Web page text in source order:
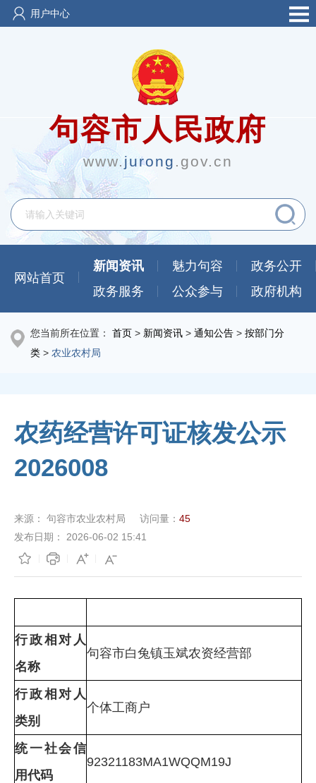
用户中心
句容市人民政府
www.jurong .gov.cn
网站首页
新闻资讯 魅力句容
政务公开
政务服务
公众参与 政府机构
您当前所在位置： 首页 > 新闻资讯 > 通知公告 > 按部门分
类 > 农业农村局
农药经营许可证核发公示
2026008
来源： 句容市农业农村局 访问量： 45
发布日期：
2026-06-02 15:41
行政相对人
名称
句容市白兔镇玉斌农资经营部
行政相对人
类别
个体工商户
统一社会信
用代码
92321183MA1WQQM19J